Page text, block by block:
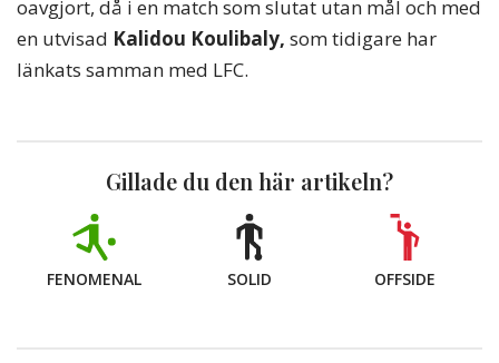
oavgjort, då i en match som slutat utan mål och med
en utvisad Kalidou Koulibaly, som tidigare har
länkats samman med LFC.
Gillade du den här artikeln?
FENOMENAL SOLID OFFSIDE